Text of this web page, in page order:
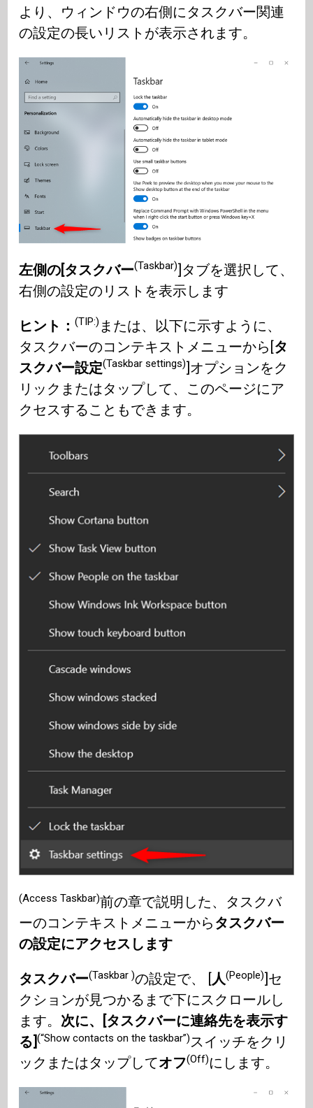
より、ウィンドウの右側にタスクバー関連
の設定の長いリストが表示されます。
左側の[タスクバー(Taskbar)]タブを選択して、
右側の設定のリストを表示します
ヒント：(TIP:) または、以下に示すように、
タスクバーのコンテキストメニューから[タ
スクバー設定(Taskbar settings)]オプションをク
リックまたはタップして、このページにア
クセスすることもできます。
(Access Taskbar)前の章で説明した、タスクバ
ーのコンテキストメニューから タスクバー
の設定にアクセスします
タスクバー(Taskbar )の設定で、 [人(People)]セ
クションが見つかるまで下にスクロールし
ます。 次に、[タスクバーに連絡先を表示す
る](“Show contacts on the taskbar”)スイッチをクリ
ックまたはタップしてオフ(Off)にします。